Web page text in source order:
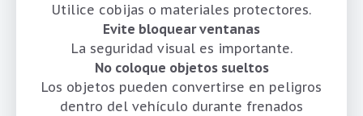
Utilice cobijas o materiales protectores.
Evite bloquear ventanas
La seguridad visual es importante.
No coloque objetos sueltos
Los objetos pueden convertirse en peligros
dentro del vehículo durante frenados